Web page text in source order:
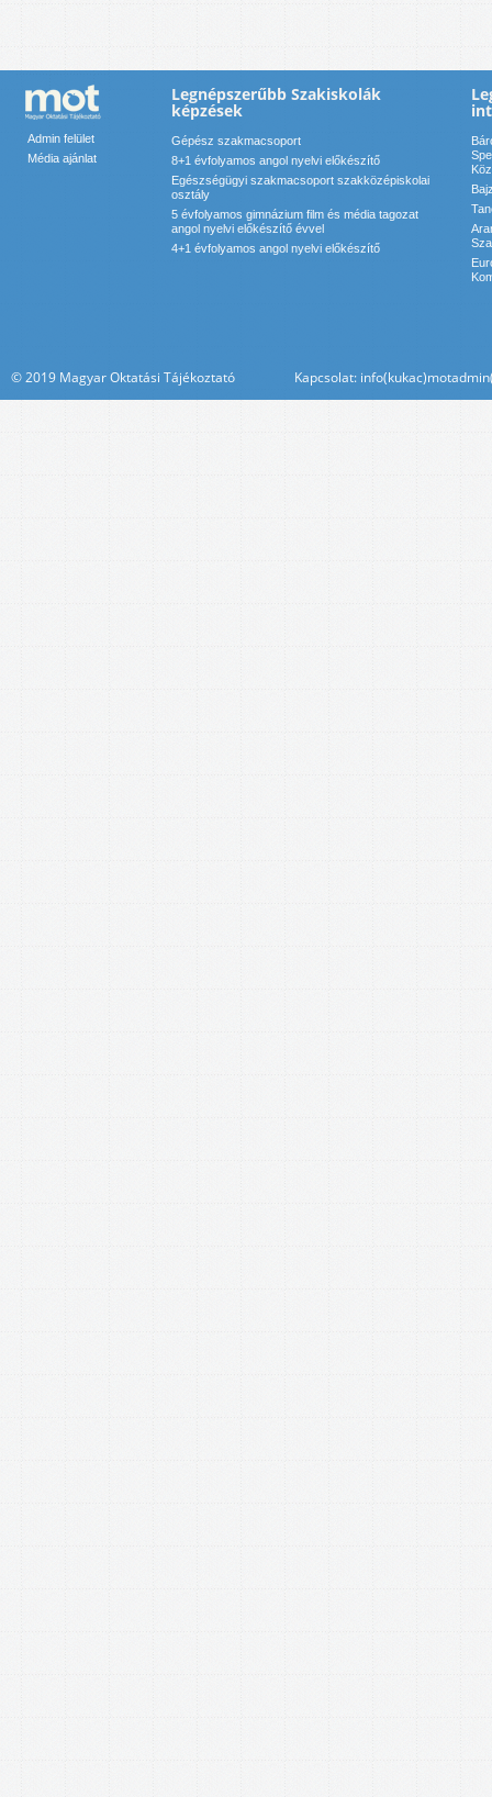
Admin felület
Média ajánlat
Legnépszerűbb Szakiskolák
képzések
Gépész szakmacsoport
8+1 évfolyamos angol nyelvi előkészítő
Egészségügyi szakmacsoport szakközépiskolai
osztály
5 évfolyamos gimnázium film és média tagozat
angol nyelvi előkészítő évvel
4+1 évfolyamos angol nyelvi előkészítő
© 2019 Magyar Oktatási Tájékoztató Kapcsolat: